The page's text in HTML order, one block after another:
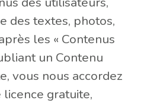
des textes, photos,
les « Contenus
un Contenu
vous nous accordez
gratuite,